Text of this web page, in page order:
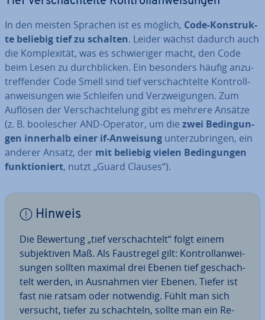
In den meisten Sprachen ist es möglich, Code-Kon­struk­
te beliebig tief zu schalten. Leider wächst dadurch auch
die Kom­ple­xi­tät, was es schwie­ri­ger macht, den Code
beim Lesen zu durch­bli­cken. Ein besonders häufig an­zu­
tref­fen­der Code Smell sind tief ver­schach­tel­te Kon­troll­
an­wei­sun­gen wie Schleifen und Ver­zwei­gun­gen. Zum
Auflösen der Ver­schach­te­lung gibt es mehrere Ansätze
(z. B. boole­scher AND-Operator, um die zwei Be­din­gun­
gen innerhalb einer if-Anweisung un­ter­zu­brin­gen, ein
anderer Ansatz, der mit beliebig vielen Be­din­gun­gen
funk­tio­niert, nutzt „Guard Clauses“).
Hinweis
Die Bewertung „tief ver­schach­telt“ folgt einem
sub­jek­ti­ven Maß. Als Faust­re­gel gilt: Kon­troll­an­wei­
sun­gen sollten maximal drei Ebenen tief ge­schach­
telt werden, in Ausnahmen vier Ebenen. Tiefer ist
fast nie ratsam oder notwendig. Fühlt man sich
versucht, tiefer zu schach­teln, sollte man ein Re­